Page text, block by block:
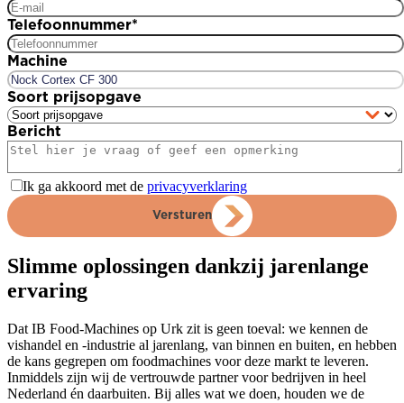
Telefoonnummer*
Machine
Soort prijsopgave
Bericht
Ik ga akkoord met de privacyverklaring
Versturen
Slimme oplossingen dankzij jarenlange
ervaring
Dat IB Food-Machines op Urk zit is geen toeval: we kennen de
vishandel en -industrie al jarenlang, van binnen en buiten, en hebben
de kans gegrepen om foodmachines voor deze markt te leveren.
Inmiddels zijn wij de vertrouwde partner voor bedrijven in heel
Nederland én daarbuiten. Bij alles wat we doen, houden we de